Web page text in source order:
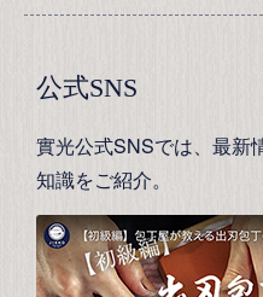
公式SNS
實光公式SNSでは、最新
知識をご紹介。